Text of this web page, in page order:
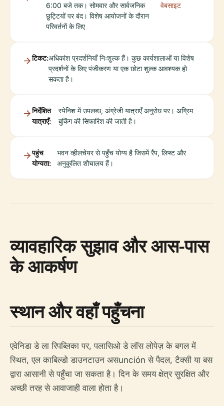
6:00 बजे तक। सोमवार और सार्वजनिक
छुट्टियों पर बंद। विशेष आयोजनों के दौरान
परिवर्तनों के लिए
वेबसाइट
टिकट:अधिकांश प्रदर्शनियाँ निःशुल्क हैं। कुछ कार्यशालाओं या विशेष
प्रदर्शनों के लिए पंजीकरण या एक छोटा शुल्क आवश्यक हो
सकता है।
निर्देशित
यात्राएँ:
स्पेनिश में उपलब्ध, अंग्रेजी यात्राएँ अनुरोध पर। अग्रिम
बुकिंग की सिफारिश की जाती है।
पहुंच
योग्यता:
भवन व्हीलचेयर से पहुँच योग्य है जिसमें रैंप, लिफ्ट और
अनुकूलित शौचालय हैं।
व्यावहारिक सुझाव और आस-पास
के आकर्षण
स्थान और वहाँ पहुँचना
एवेनिडा डे ला रिपब्लिका पर, पलासिओ डे लॉस लोपेज़ के बगल में
स्थित, एल काबिल्डो डाउनटाउन असunción से पैदल, टैक्सी या बस
द्वारा आसानी से पहुँचा जा सकता है। दिन के समय क्षेत्र सुरक्षित और
अच्छी तरह से आवाजाही वाला होता है।